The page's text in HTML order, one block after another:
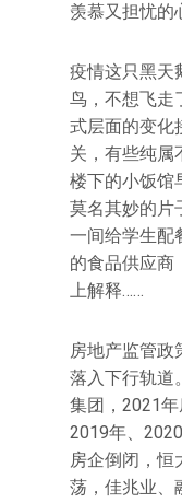
羡慕又担忧的
疫情这只黑天
鸟，不想飞走
式层面的变化
关，有些纯属
楼下的小饭馆
莫名其妙的片
一间给学生配
的食品供应商
上解释……
房地产监管政
落入下行轨道
集团，2021年
2019年、
房企倒闭，恒
荡，佳兆业、